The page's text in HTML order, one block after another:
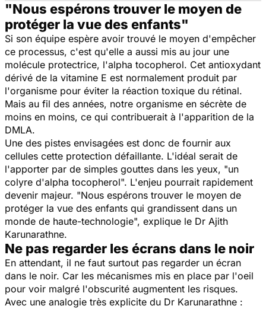
"Nous espérons trouver le moyen de
protéger la vue des enfants"
Si son équipe espère avoir trouvé le moyen d'empêcher
ce processus, c'est qu'elle a aussi mis au jour une
molécule protectrice, l'alpha tocopherol. Cet antioxydant
dérivé de la vitamine E est normalement produit par
l'organisme pour éviter la réaction toxique du rétinal.
Mais au fil des années, notre organisme en sécrète de
moins en moins, ce qui contribuerait à l'apparition de la
DMLA.
Une des pistes envisagées est donc de fournir aux
cellules cette protection défaillante. L'idéal serait de
l'apporter par de simples gouttes dans les yeux, "un
colyre d'alpha tocopherol". L'enjeu pourrait rapidement
devenir majeur. "Nous espérons trouver le moyen de
protéger la vue des enfants qui grandissent dans un
monde de haute-technologie", explique le Dr Ajith
Karunarathne.
Ne pas regarder les écrans dans le noir
En attendant, il ne faut surtout pas regarder un écran
dans le noir. Car les mécanismes mis en place par l'oeil
pour voir malgré l'obscurité augmentent les risques.
Avec une analogie très explicite du Dr Karunarathne :